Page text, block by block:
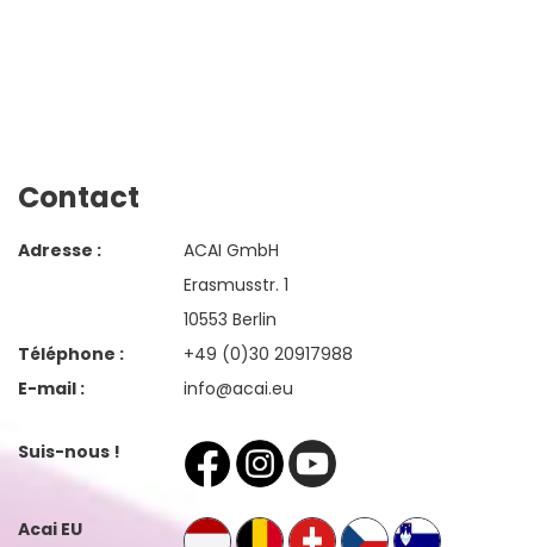
Contact
Adresse :
ACAI GmbH
Erasmusstr. 1
10553 Berlin
Téléphone :
+49 (0)30 20917988
E-mail :
info@acai.eu
Suis-nous !
Acai EU